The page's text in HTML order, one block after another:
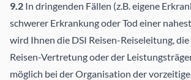
9.2 In dringenden Fällen (z.B. eigene
schwerer Erkrankung oder Tod einer
wird Ihnen die DSI Reisen-Reiseleitung,
Reisen-Vertretung oder der
möglich bei der Organisation der